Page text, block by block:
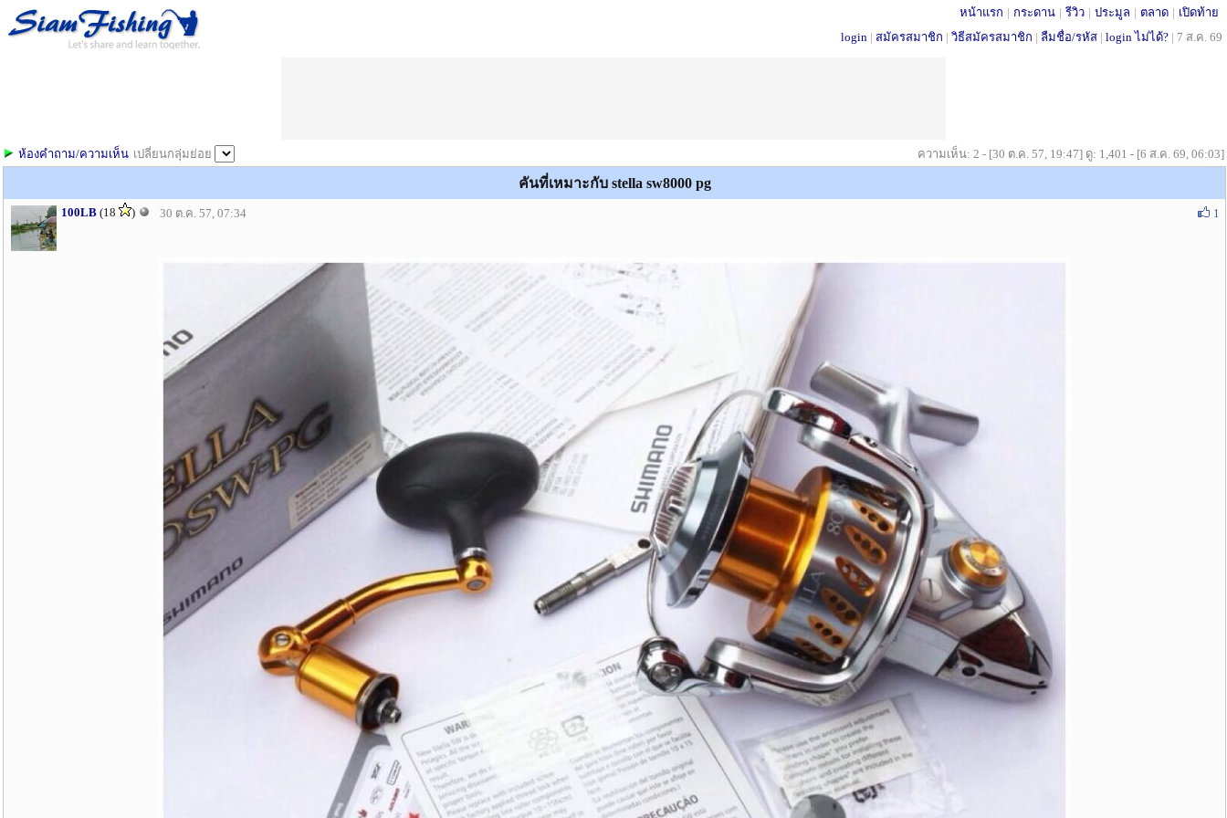
หน้าแรก | กระดาน | รีวิว | ประมูล | ตลาด | เปิดท้าย
login | สมัครสมาชิก | วิธีสมัครสมาชิก | ลืมชื่อ/รหัส | login ไม่ได้? | 7 ส.ค. 69
เปลี่ยนกลุ่มย่อย
ห้องคำถาม/ความเห็น ความเห็น: 2 - [30 ต.ค. 57, 19:47] ดู: 1,401 - [6 ส.ค. 69, 06:03]
คันที่เหมาะกับ stella sw8000 pg
100LB (18 ) 30 ต.ค. 57, 07:34 1